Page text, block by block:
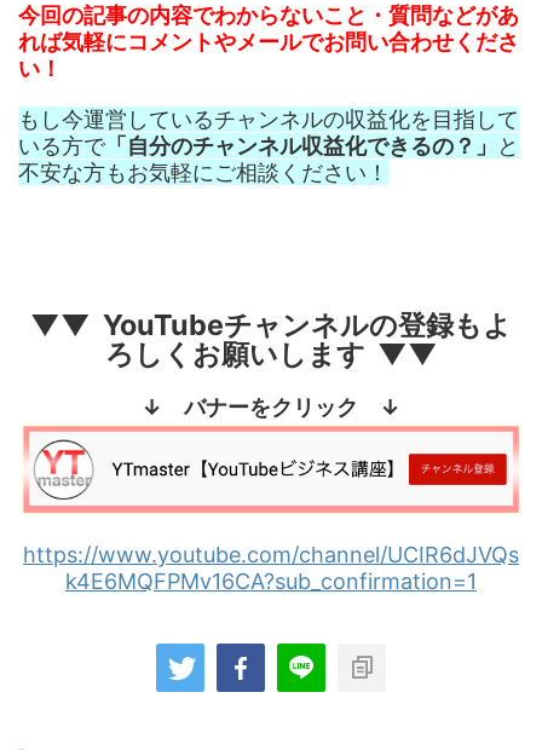
今回の記事の内容でわからないこと・質問などがあ
れば気軽にコメントやメールでお問い合わせくださ
い！
もし今運営しているチャンネルの収益化を目指して
いる方で「自分のチャンネル収益化できるの？」
と
不安な方もお気軽にご相談ください！
▼▼ YouTubeチャンネルの登録もよ
ろしくお願いします ▼▼
↓ バナーをクリック ↓
https://www.youtube.com/channel/UCIR6dJVQs
k4E6MQFPMv16CA?sub_confirmation=1